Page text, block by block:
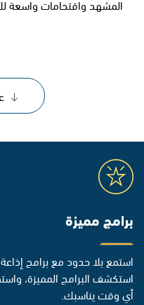
المشهد واقتحامات واسعة للأقصى -
برامج مميزة
استمع بلا حدود مع برامج
استكشف البرامج المميزة،
أي وقت يناسبك.